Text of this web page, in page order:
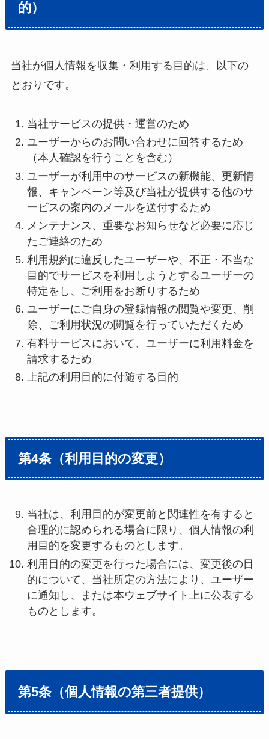
的）
当社が個人情報を収集・利用する目的は、以下の
とおりです。
当社サービスの提供・運営のため
ユーザーからのお問い合わせに回答するため
（本人確認を行うことを含む）
ユーザーが利用中のサービスの新機能、更新情
報、キャンペーン等及び当社が提供する他のサ
ービスの案内のメールを送付するため
メンテナンス、重要なお知らせなど必要に応じ
たご連絡のため
利用規約に違反したユーザーや、不正・不当な
目的でサービスを利用しようとするユーザーの
特定をし、ご利用をお断りするため
ユーザーにご自身の登録情報の閲覧や変更、削
除、ご利用状況の閲覧を行っていただくため
有料サービスにおいて、ユーザーに利用料金を
請求するため
上記の利用目的に付随する目的
第4条（利用目的の変更）
当社は、利用目的が変更前と関連性を有すると
合理的に認められる場合に限り、個人情報の利
用目的を変更するものとします。
利用目的の変更を行った場合には、変更後の目
的について、当社所定の方法により、ユーザー
に通知し、または本ウェブサイト上に公表する
ものとします。
第5条（個人情報の第三者提供）